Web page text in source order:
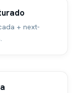
+ next-